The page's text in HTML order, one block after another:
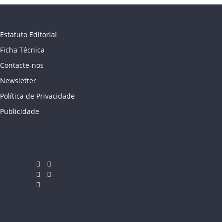
Estatuto Editorial
Ficha Técnica
Contacte-nos
Newsletter
Política de Privacidade
Publicidade